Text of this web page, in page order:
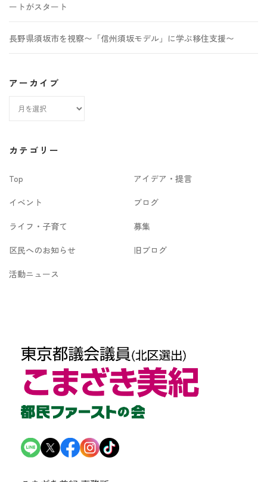
ートがスタート
長野県須坂市を視察〜「信州須坂モデル」に学ぶ移住支援〜
アーカイブ
カ
ブ
カテゴリー
Top
アイデア・提言
イベント
ブログ
ライフ・子育て
募集
区民へのお知らせ
旧ブログ
活動ニュース